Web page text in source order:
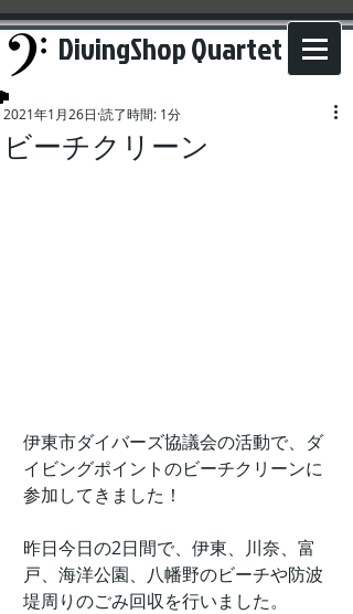
DivingShop Quartet
ビーチクリーン
2021年1月26日 読了時間: 1分
伊東市ダイバーズ協議会の活動で、ダ
イビングポイントのビーチクリーンに
参加してきました！
昨日今日の2日間で、伊東、川奈、富
戸、海洋公園、八幡野のビーチや防波
堤周りのごみ回収を行いました。